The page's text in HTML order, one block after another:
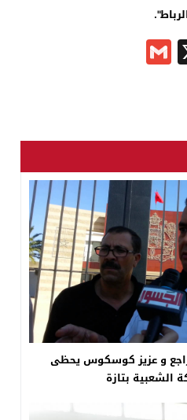
X
خليل الصديقي يتراجع و عزيز كوسكوس يحظى
الشعبية بتازة